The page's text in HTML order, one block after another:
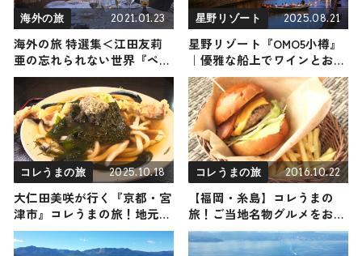
海外の旅 2021.01.23
海外の旅 特選集＜江田友莉
亜の忘れられない世界『ペル
ー編』＞
星野リゾート 2025.08.21
星野リゾート『OMO5小樽』
｜優雅な船上でワインとお寿
司のマリアージュを味わう
「小樽運河ワインクルージン
グ」開催
コレうまの旅 2025.10.18
大仁田美咲が行く『京都・宮
津市』コレうまの旅！地元の
人おすすめのご当地名物グル
メ4選 2025年10月18日放送
コレうまの旅 2016.10.22
【福岡・糸島】コレうまの
旅！ご当地名物グルメをお届
け